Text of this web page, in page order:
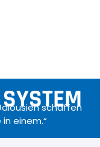
schaffen
einem.“